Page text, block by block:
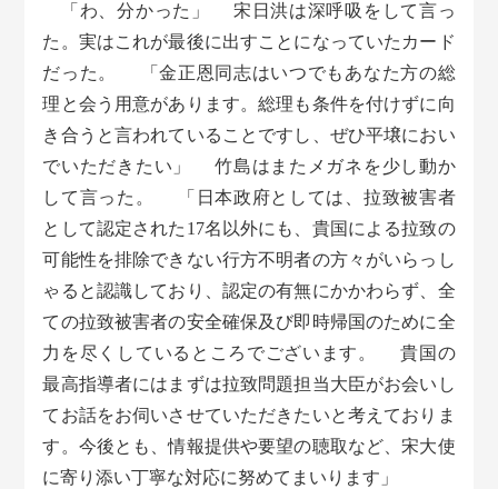
「わ、分かった」 宋日洪は深呼吸をして言っ
た。実はこれが最後に出すことになっていたカード
だった。 「金正恩同志はいつでもあなた方の総
理と会う用意があります。総理も条件を付けずに向
き合うと言われていることですし、ぜひ平壌におい
でいただきたい」 竹島はまたメガネを少し動か
して言った。 「日本政府としては、拉致被害者
として認定された17名以外にも、貴国による拉致の
可能性を排除できない行方不明者の方々がいらっし
ゃると認識しており、認定の有無にかかわらず、全
ての拉致被害者の安全確保及び即時帰国のために全
力を尽くしているところでございます。 貴国の
最高指導者にはまずは拉致問題担当大臣がお会いし
てお話をお伺いさせていただきたいと考えておりま
す。今後とも、情報提供や要望の聴取など、宋大使
に寄り添い丁寧な対応に努めてまいります」